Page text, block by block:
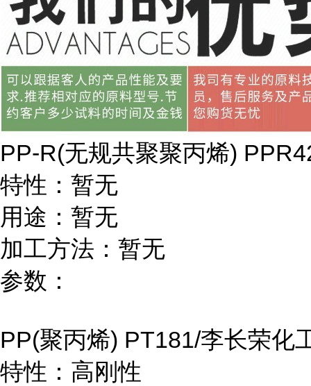
PP-R(无规共聚聚丙烯)
特性：暂无
用途：暂无
加工方法：暂无
参数：
PP(聚丙烯) PT181/李长荣化
特性：高刚性